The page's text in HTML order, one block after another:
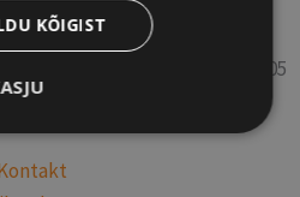
+372 5063448
Tõrva, Soontaga, 67005
maakond
KÕIGIST